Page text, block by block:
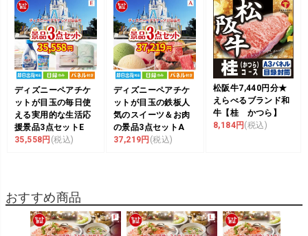
ディズニーペアチケ
ットが目玉の毎日使
える実用的な生活応
援景品3点セットE
35,558円 (税込)
ディズニーペアチケ
ットが目玉の鉄板人
気のスイーツ＆お肉
の景品3点セットA
37,219円 (税込)
松阪牛7,440円分★
えらべるブランド和
牛【桂 かつら】
8,184円 (税込)
おすすめ商品